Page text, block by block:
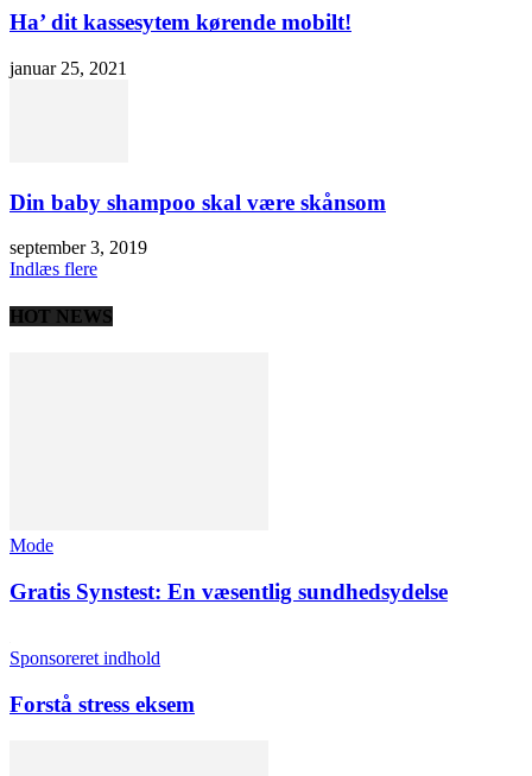
Ha’ dit kassesytem kørende mobilt!
januar 25, 2021
Din baby shampoo skal være skånsom
september 3, 2019
Indlæs flere
HOT NEWS
Mode
Gratis Synstest: En væsentlig sundhedsydelse
Sponsoreret indhold
Forstå stress eksem